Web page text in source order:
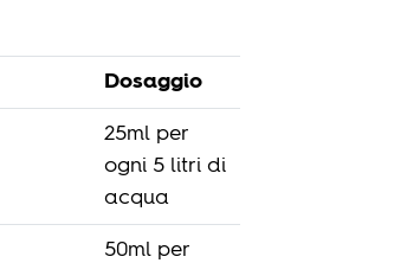
Dosaggio
25ml per
ogni 5 litri di
acqua
50ml per